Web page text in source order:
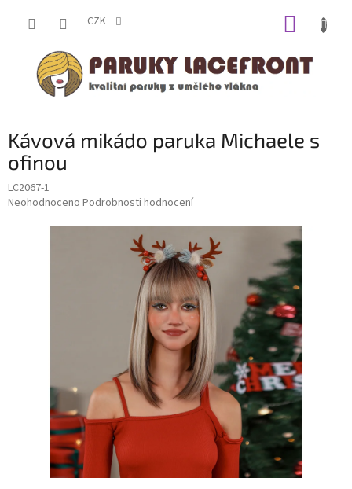
CZK
Kávová mikádo paruka Michaele s
ofinou
LC2067-1
Průměrné
Neohodnoceno Podrobnosti hodnocení